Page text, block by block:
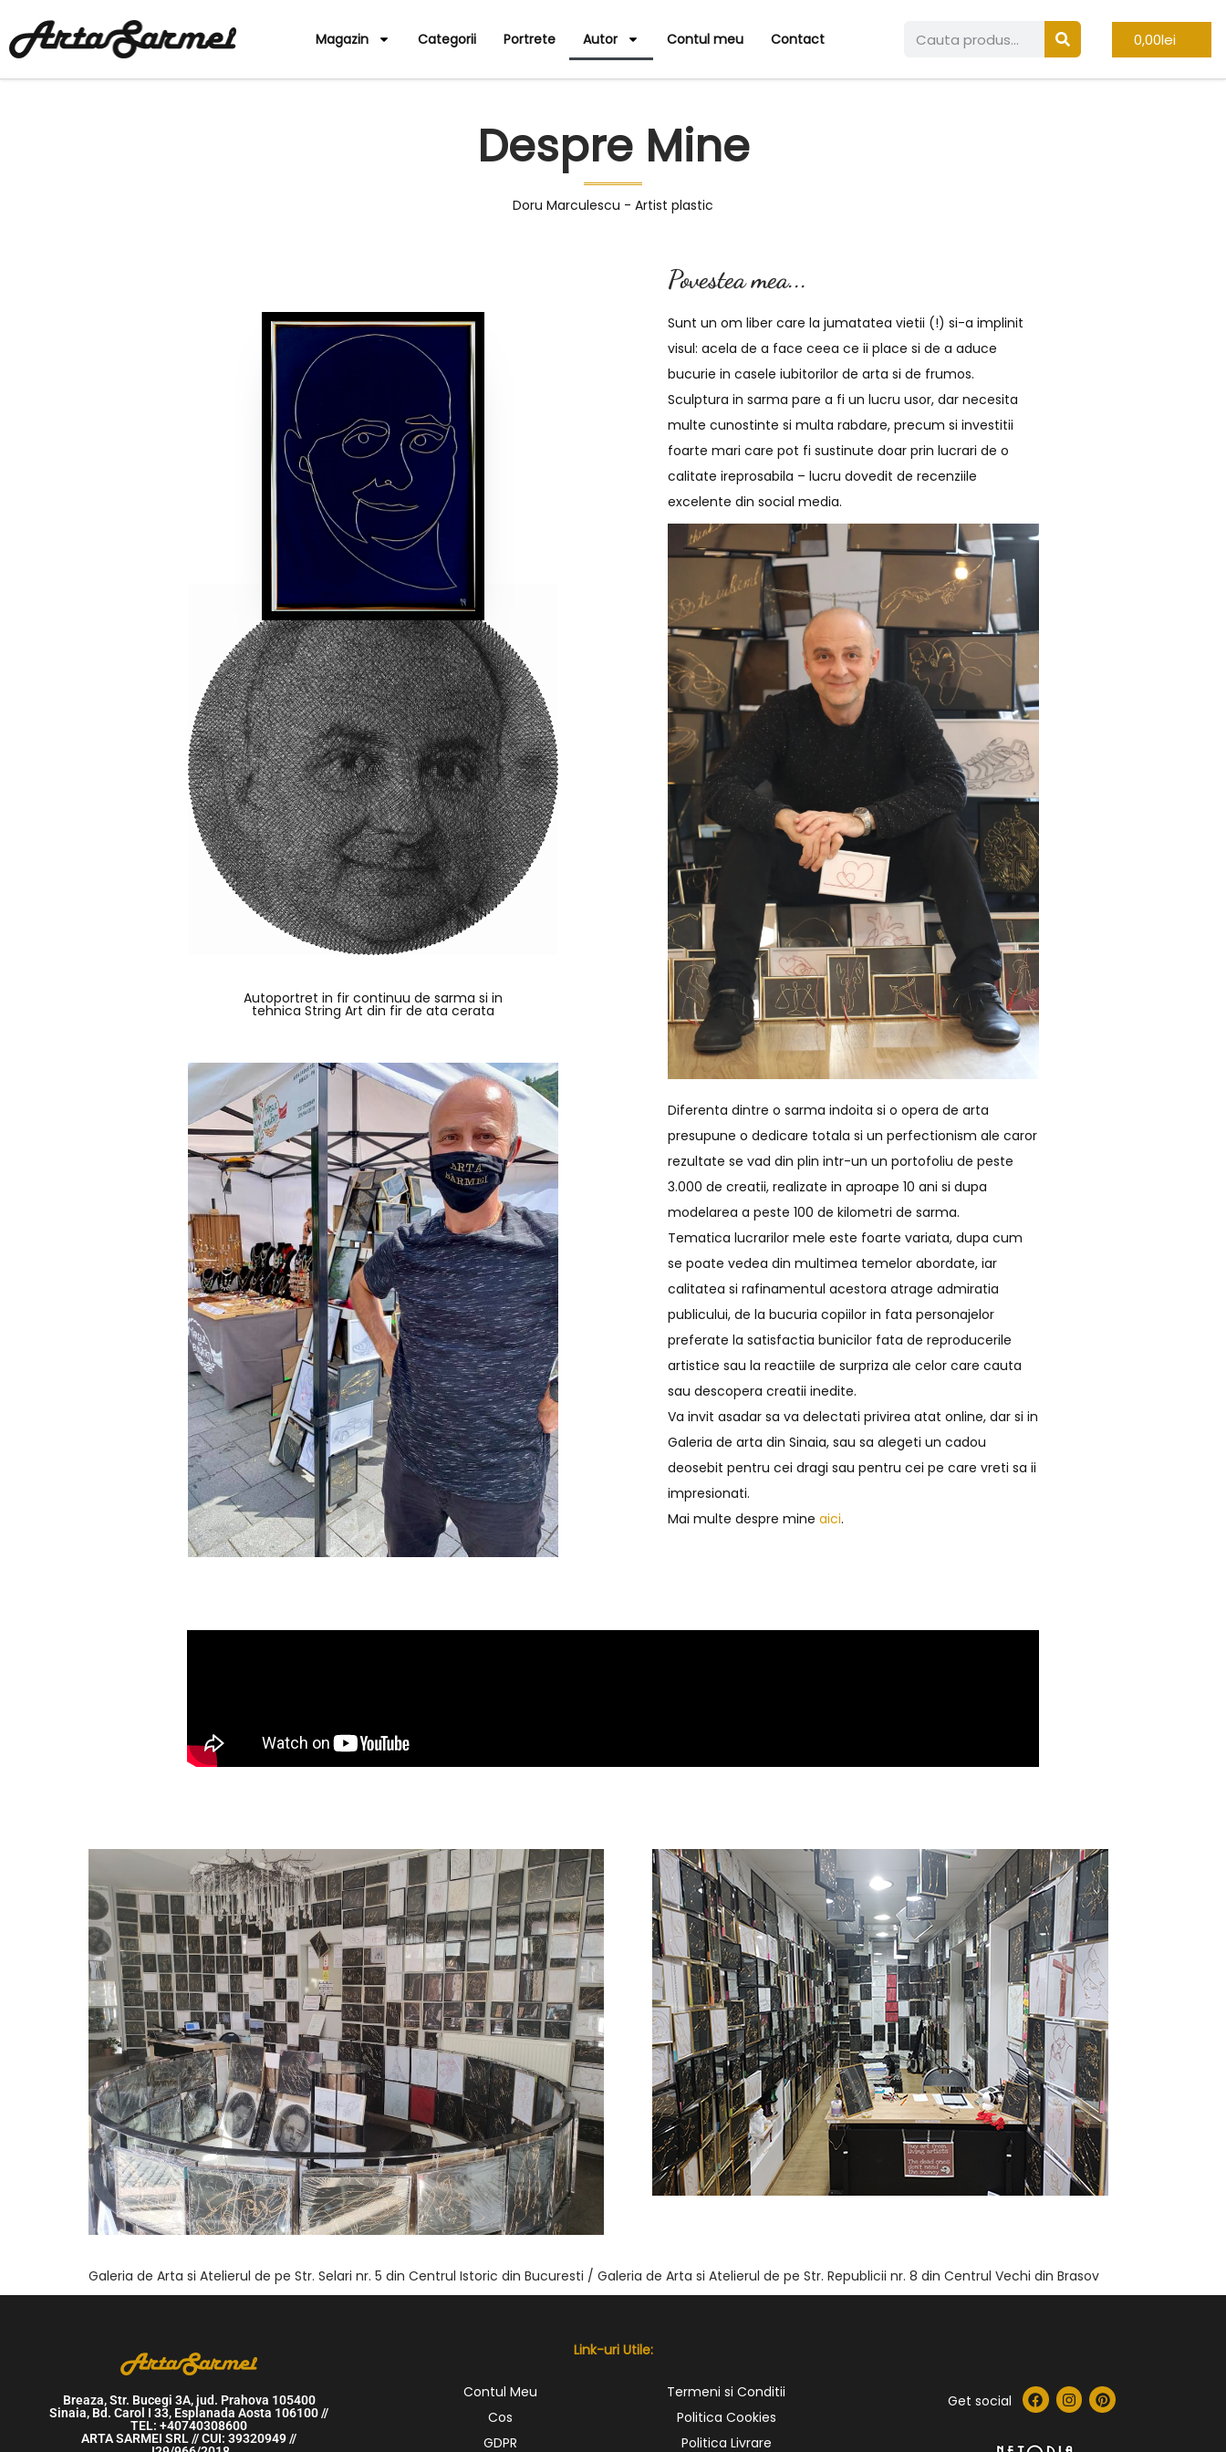
Magazin Categorii Portrete Autor Contul meu Contact 0,00lei
Despre Mine
Doru Marculescu - Artist plastic
Autoportret in fir continuu de sarma si in
tehnica String Art din fir de ata cerata
Povestea mea...
Sunt un om liber care la jumatatea vietii (!) si-a implinit
visul: acela de a face ceea ce ii place si de a aduce
bucurie in casele iubitorilor de arta si de frumos.
Sculptura in sarma pare a fi un lucru usor, dar necesita
multe cunostinte si multa rabdare, precum si investitii
foarte mari care pot fi sustinute doar prin lucrari de o
calitate ireprosabila – lucru dovedit de recenziile
excelente din social media.
Diferenta dintre o sarma indoita si o opera de arta
presupune o dedicare totala si un perfectionism ale caror
rezultate se vad din plin intr-un un portofoliu de peste
3.000 de creatii, realizate in aproape 10 ani si dupa
modelarea a peste 100 de kilometri de sarma.
Tematica lucrarilor mele este foarte variata, dupa cum
se poate vedea din multimea temelor abordate, iar
calitatea si rafinamentul acestora atrage admiratia
publicului, de la bucuria copiilor in fata personajelor
preferate la satisfactia bunicilor fata de reproducerile
artistice sau la reactiile de surpriza ale celor care cauta
sau descopera creatii inedite.
Va invit asadar sa va delectati privirea atat online, dar si in
Galeria de arta din Sinaia, sau sa alegeti un cadou
deosebit pentru cei dragi sau pentru cei pe care vreti sa ii
impresionati.
Mai multe despre mine aici.
Galeria de Arta si Atelierul de pe Str. Selari nr. 5 din Centrul Istoric din Bucuresti / Galeria de Arta si Atelierul de pe Str. Republicii nr. 8 din Centrul Vechi din Brasov
Breaza, Str. Bucegi 3A, jud. Prahova 105400
Sinaia, Bd. Carol I 33, Esplanada Aosta 106100 //
TEL: +40740308600
ARTA SARMEI SRL // CUI: 39320949 //
Link-uri Utile:
Contul Meu
Cos
GDPR
Termeni si Conditii
Politica Cookies
Politica Livrare
Get social